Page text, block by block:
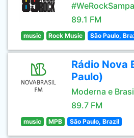
89.1 FM
music Rock Music São Paulo,
Rádio Nova
Paulo)
Moderna e
89.7 FM
music MPB São Paulo, Brazil